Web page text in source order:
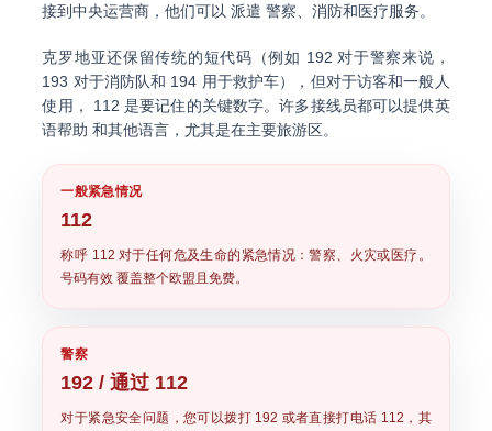
接到中央运营商，他们可以 派遣警察、消防和医疗服务。
克罗地亚还保留传统的短代码（例如 192 对于警察来说，
193 对于消防队和 194 用于救护车），但对于访客和一般人
使用， 112 是要记住的关键数字。许多接线员都可以提供英
语帮助 和其他语言，尤其是在主要旅游区。
一般紧急情况
112
称呼 112 对于任何危及生命的紧急情况：警察、火灾或医疗。
号码有效 覆盖整个欧盟且免费。
警察
192 / 通过 112
对于紧急安全问题，您可以拨打 192 或者直接打电话 112 ，其